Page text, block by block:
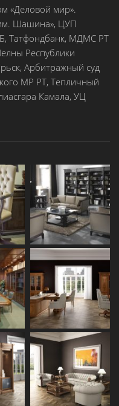
«Деловой мир».
Шашина», ЦУП
Татфондбанк, МДМС РТ
Республики
Арбитражный суд
МР РТ, Тепличный
Камала, УЦ